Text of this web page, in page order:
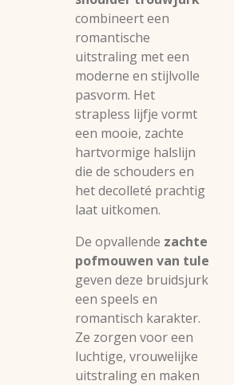
combineert een
romantische
uitstraling met een
moderne en stijlvolle
pasvorm. Het
strapless lijfje vormt
een mooie, zachte
hartvormige halslijn
die de schouders en
het decolleté prachtig
laat uitkomen.
De opvallende zachte
pofmouwen van tule
geven deze bruidsjurk
een speels en
romantisch karakter.
Ze zorgen voor een
luchtige, vrouwelijke
uitstraling en maken